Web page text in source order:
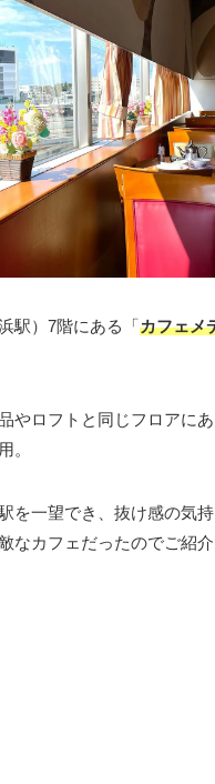
浜駅）7階にある「カフェメ
やロフトと同じフロアに
。
を一望でき、抜け感の気
なカフェだったのでご紹介